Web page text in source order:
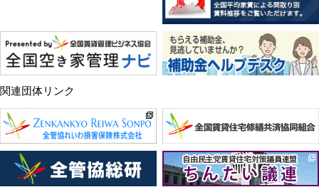
関連団体リンク